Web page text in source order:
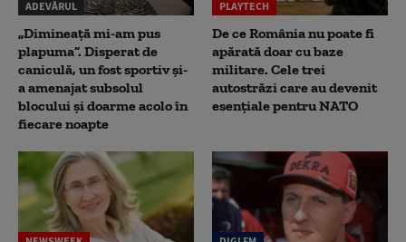
ADEVĂRUL
„Dimineață mi-am pus
plapuma”. Disperat de
caniculă, un fost sportiv și-
a amenajat subsolul
blocului și doarme acolo în
fiecare noapte
PLAYTECH
De ce România nu poate fi
apărată doar cu baze
militare. Cele trei
autostrăzi care au devenit
esențiale pentru NATO